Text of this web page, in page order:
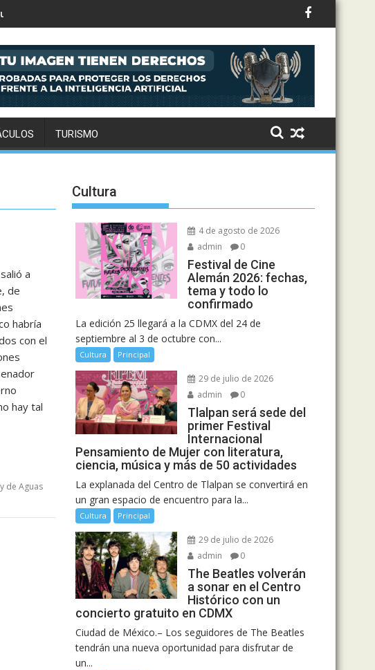
servicio que divide opiniones en Estados Unidos
TURISMO
a
de
habría
con el
hay tal
de Aguas
Cultura
4 de agosto de 2026
admin
0
Festival de Cine
Alemán 2026: fechas,
tema y todo lo
confirmado
La edición 25 llegará a la CDMX del 24 de
septiembre al 3 de octubre con...
Cultura Principal
29 de julio de 2026
admin
0
Tlalpan será sede del
primer Festival
Internacional
Pensamiento de Mujer con literatura,
ciencia, música y más de 50 actividades
La explanada del Centro de Tlalpan se convertirá en
un gran espacio de encuentro para la...
Cultura Principal
29 de julio de 2026
admin
0
The Beatles volverán
a sonar en el Centro
Histórico con un
concierto gratuito en CDMX
Ciudad de México.– Los seguidores de The Beatles
tendrán una nueva oportunidad para disfrutar de
un...